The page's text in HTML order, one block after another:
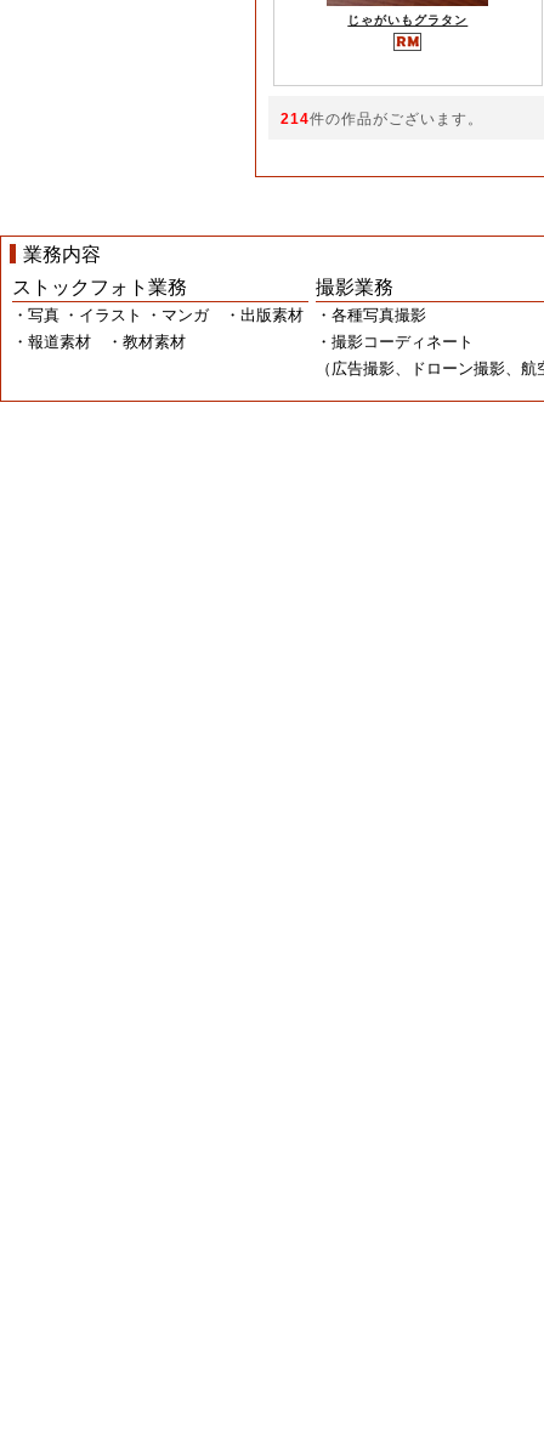
じゃがいもグラタン
214件の作品がございます。
業務内容
ストックフォト業務
・写真 ・イラスト ・マンガ ・出版素材
・報道素材 ・教材素材
撮影業務
・各種写真撮影
・撮影コーディネート
（広告撮影、ドローン撮影、航